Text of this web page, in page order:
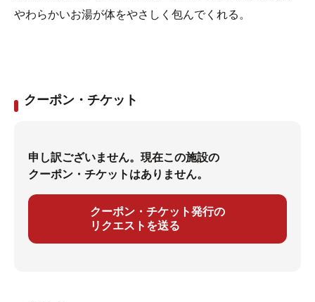
やわらかいお湯が体をやさしく包んでくれる。
クーポン・チケット
申し訳ございません。現在この施設の
クーポン・チケットはありません。
クーポン・チケット発行の
リクエストを送る